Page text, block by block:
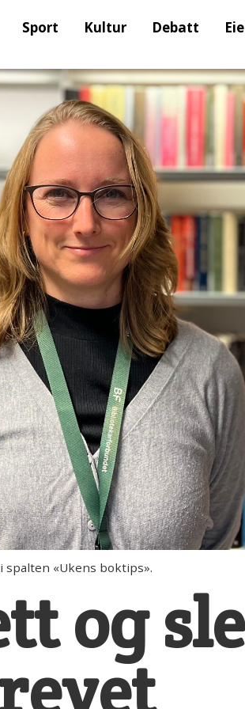
Sport Kultur Debatt
spalten «Ukens boktips».
og